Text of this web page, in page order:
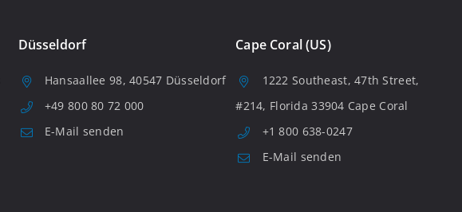
Düsseldorf
Hansaallee 98, 40547 Düsseldorf
+49 800 80 72 000
E-Mail senden
Cape Coral (US)
1222 Southeast, 47th Street,
#214, Florida 33904 Cape Coral
+1 800 638-0247
E-Mail senden